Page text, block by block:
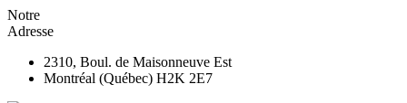
Notre
Adresse
2310, Boul. de Maisonneuve Est
Montréal (Québec) H2K 2E7